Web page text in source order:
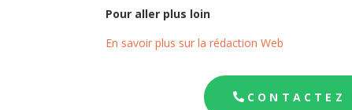
Pour aller plus loin
En savoir plus sur la rédaction Web